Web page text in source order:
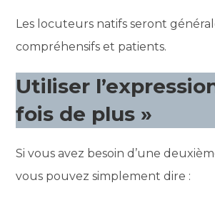
Les locuteurs natifs seront
compréhensifs et patients.
Utiliser
fois de plus »
Si vous avez besoin d’une
vous pouvez simplement dire :